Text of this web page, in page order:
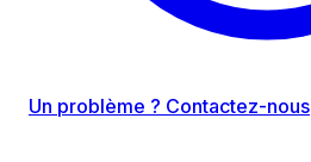
Un problème ? Contactez-nous